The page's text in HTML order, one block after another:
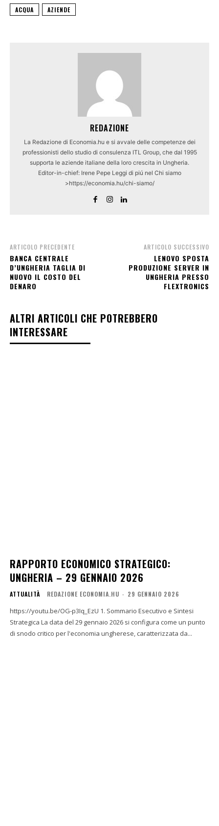
ACQUA AZIENDE
REDAZIONE
La Redazione di Economia.hu e si avvale delle competenze dei
professionisti dello studio di consulenza ITL Group, che dal 1995
supporta le aziende italiane della loro crescita in Ungheria.
Editor-in-chief: Irene Pepe Leggi di piú nel Chi siamo
>https://economia.hu/chi-siamo/
ARTICOLO PRECEDENTE
BANCA CENTRALE
D’UNGHERIA TAGLIA DI
NUOVO IL COSTO DEL
DENARO
ARTICOLO SUCCESSIVO
LENOVO SPOSTA
PRODUZIONE SERVER IN
UNGHERIA PRESSO
FLEXTRONICS
ALTRI ARTICOLI CHE POTREBBERO
INTERESSARE
RAPPORTO ECONOMICO STRATEGICO:
UNGHERIA – 29 GENNAIO 2026
ATTUALITÀ REDAZIONE ECONOMIA.HU - 29 GENNAIO 2026
https://youtu.be/OG-p3Iq_EzU 1. Sommario Esecutivo e Sintesi
Strategica La data del 29 gennaio 2026 si configura come un punto
di snodo critico per l'economia ungherese, caratterizzata da...